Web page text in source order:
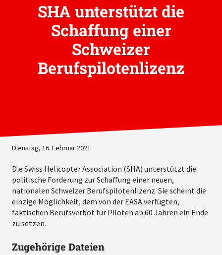
SHA unterstützt die
Schaffung einer
Schweizer
Berufspilotenlizenz
Dienstag, 16. Februar 2021
Die Swiss Helicopter Association (SHA) unterstützt die
politische Forderung zur Schaffung einer neuen,
nationalen Schweizer Berufspilotenlizenz. Sie scheint die
einzige Möglichkeit, dem von der EASA verfügten,
faktischen Berufsverbot für Piloten ab 60 Jahren ein Ende
zu setzen.
Zugehörige Dateien